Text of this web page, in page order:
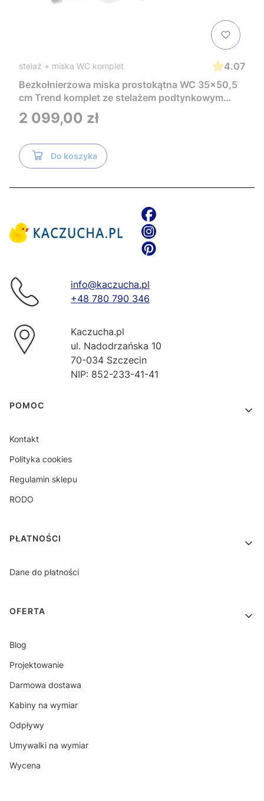
stelaż + miska WC komplet
4.07
Bezkołnierzowa miska prostokątna WC 35x50,5
cm Trend komplet ze stelażem podtynkowym
Tece i czarnym przyciskiem TeceNow
TR2216+Tece
Cena
2 099,00 zł
Do koszyka
info@kaczucha.pl
+48 780 790 346
Kaczucha.pl
ul. Nadodrzańska 10
70-034 Szczecin
NIP: 852-233-41-41
Linki w stopce
POMOC
Kontakt
Polityka cookies
Regulamin sklepu
RODO
PŁATNOŚCI
Dane do płatności
OFERTA
Blog
Projektowanie
Darmowa dostawa
Kabiny na wymiar
Odpływy
Umywalki na wymiar
Wycena